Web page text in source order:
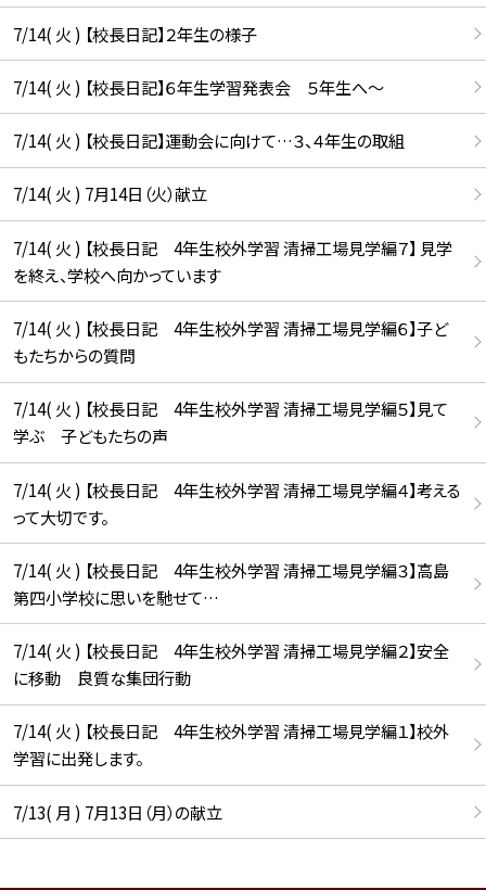
7/14( 火 ) 【校長日記】２年生の様子
7/14( 火 ) 【校長日記】６年生学習発表会 ５年生へ〜
7/14( 火 ) 【校長日記】運動会に向けて…３、４年生の取組
7/14( 火 ) 7月14日（火）献立
7/14( 火 ) 【校長日記 4年生校外学習 清掃工場見学編７】 見学
を終え、学校へ向かっています
7/14( 火 ) 【校長日記 4年生校外学習 清掃工場見学編６】子ど
もたちからの質問
7/14( 火 ) 【校長日記 4年生校外学習 清掃工場見学編５】見て
学ぶ 子どもたちの声
7/14( 火 ) 【校長日記 4年生校外学習 清掃工場見学編４】考える
って大切です。
7/14( 火 ) 【校長日記 4年生校外学習 清掃工場見学編３】高島
第四小学校に思いを馳せて…
7/14( 火 ) 【校長日記 4年生校外学習 清掃工場見学編２】安全
に移動 良質な集団行動
7/14( 火 ) 【校長日記 4年生校外学習 清掃工場見学編１】校外
学習に出発します。
7/13( 月 ) 7月13日（月）の献立